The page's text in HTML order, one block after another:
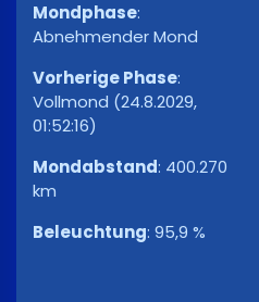
Mondphase:
Abnehmender Mond
Vorherige Phase:
Vollmond (24.8.2029,
01:52:16)
Mondabstand: 400.270
km
Beleuchtung: 95,9 %